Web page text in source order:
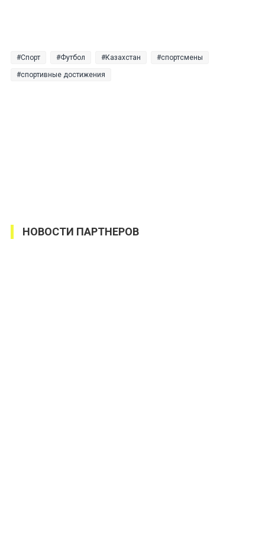
Спорт Футбол Казахстан спортсмены
спортивные достижения
НОВОСТИ ПАРТНЕРОВ